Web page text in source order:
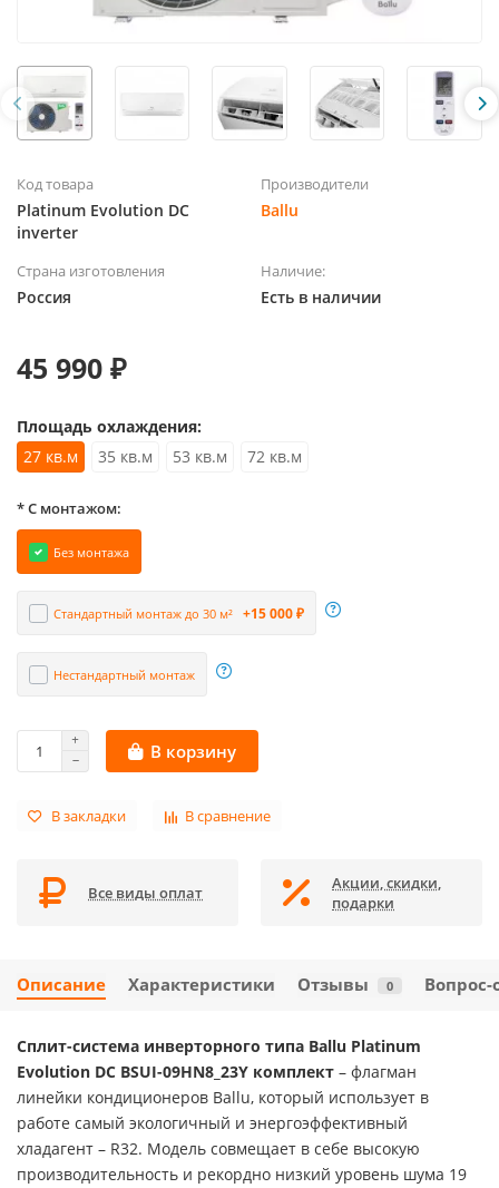
Код товара
Platinum Evolution DC
inverter
Производители
Ballu
Страна изготовления
Россия
Наличие:
Есть в наличии
45 990 ₽
Площадь охлаждения:
27 кв.м
35 кв.м 53 кв.м 72 кв.м
* С монтажом:
Без монтажа
Стандартный монтаж до 30 м² +15 000 ₽
Нестандартный монтаж
В корзину
В закладки В сравнение
Все виды оплат
Акции, скидки,
подарки
Описание Характеристики Отзывы 0 Вопрос-
Сплит-система инверторного типа Ballu Platinum
Evolution DC BSUI-09HN8_23Y комплект – флагман
линейки кондиционеров Ballu, который использует в
работе самый экологичный и энергоэффективный
хладагент – R32. Модель совмещает в себе высокую
производительность и рекордно низкий уровень шума 19